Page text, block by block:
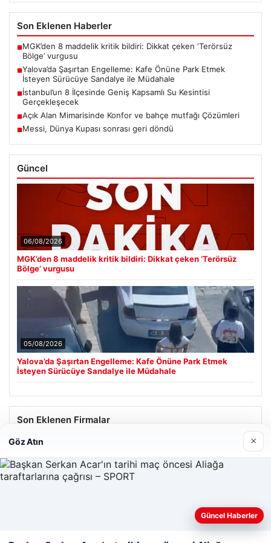
Son Eklenen Haberler
■MGK’den 8 maddelik kritik bildiri: Dikkat çeken ‘Terörsüz
Bölge’ vurgusu
■Yalova’da Şaşırtan Engelleme: Kafe Önüne Park Etmek
İsteyen Sürücüye Sandalye ile Müdahale
■İstanbul’un 8 İlçesinde Geniş Kapsamlı Su Kesintisi
Gerçekleşecek
■Açık Alan Mimarisinde Konfor ve bahçe mutfağı Çözümleri
■Messi, Dünya Kupası sonrası geri döndü
Güncel
06/08/2026
MGK’den 8 maddelik kritik bildiri: Dikkat çeken ‘Terörsüz
Bölge’ vurgusu
05/08/2026
Yalova’da Şaşırtan Engelleme: Kafe Önüne Park Etmek
İsteyen Sürücüye Sandalye ile Müdahale
Son Eklenen Firmalar
Web sitemizi nasıl kullandığınızı daha iyi anlayabilmek,
Göz Atın ×
Güncel Haberler